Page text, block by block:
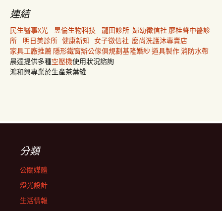
連結
民生醫事X光 昱倫生物科技 龍田診所 婦幼徵信社 廖桂聲中醫診
所
明日美診所 健康新知 女子徵信社 麼尚洗護沐專賣店
家具工廠推薦 隱形鐵窗辦公傢俱規劃基隆婚紗道具製作消防水帶
晨達提供多種空壓機使用狀況諮詢
鴻和興專業於生產茶葉罐
分類
公關媒體
燈光設計
生活情報